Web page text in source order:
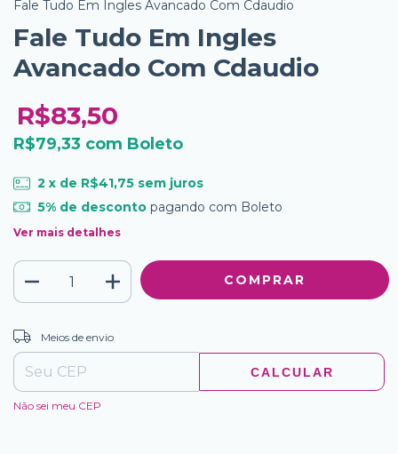
Fale Tudo Em Ingles Avancado Com Cdaudio
Fale Tudo Em Ingles
Avancado Com Cdaudio
R$83,50
R$79,33 com Boleto
2 x de R$41,75 sem juros
5% de descontopagando com Boleto
Ver mais detalhes
Entregas para o CEP:
Meios de envio
CALCULAR
Não sei meu CEP